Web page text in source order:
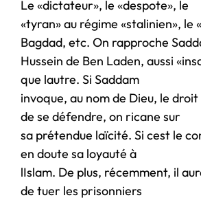
Le «dictateur», le «despote», le
«tyran» au régime «stalinien», le
Bagdad, etc. On rapproche
Hussein de Ben Laden, aussi
que lautre. Si Saddam
invoque, au nom de Dieu, le
de se défendre, on ricane sur
sa prétendue laïcité. Si cest le
en doute sa loyauté à
lIslam. De plus, récemment, il
de tuer les prisonniers